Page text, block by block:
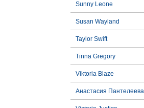
Sunny Leone
Susan Wayland
Taylor Swift
Tinna Gregory
Viktoria Blaze
Анастасия Пантелеева